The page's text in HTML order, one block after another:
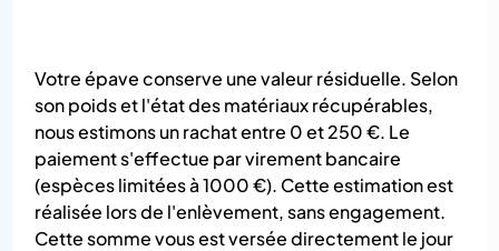
Votre épave conserve une valeur résiduelle. Selon
son poids et l'état des matériaux récupérables,
nous estimons un rachat entre 0 et 250 €. Le
paiement s'effectue par virement bancaire
(espèces limitées à 1000 €). Cette estimation est
réalisée lors de l'enlèvement, sans engagement.
Cette somme vous est versée directement le jour